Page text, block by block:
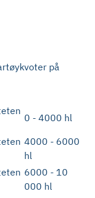
på
0 - 4000 hl
4000 - 6000
hl
6000 - 10
000 hl